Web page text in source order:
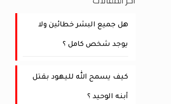
هل جميع البشر خطائين ولا
يوجد شخص كامل ؟
كيف يسمح الله لليهود بقتل
أبنه الوحيد ؟